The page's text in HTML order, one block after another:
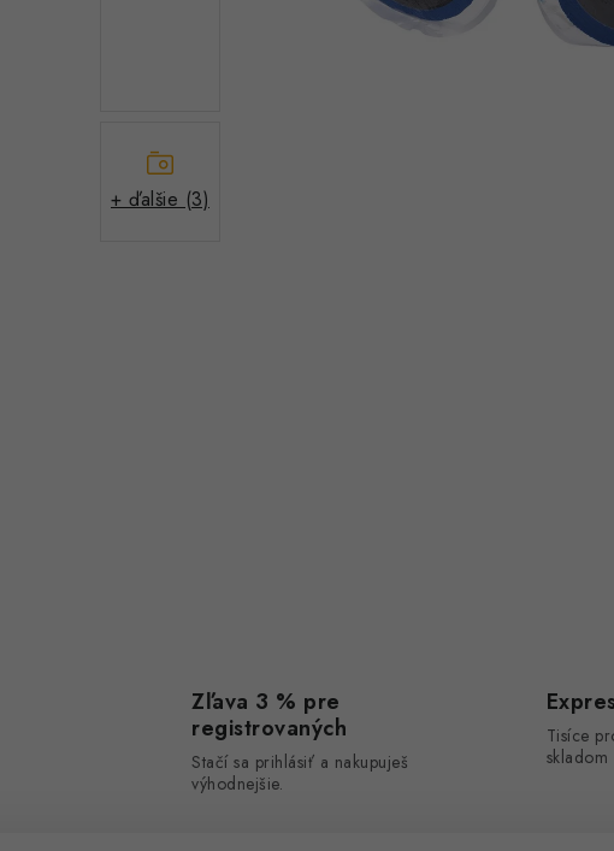
+ ďalšie (3)
Zľava 3 % pre
registrovaných
Stačí sa prihlásiť a nakupuješ
výhodnejšie.
Tisíce
skladom